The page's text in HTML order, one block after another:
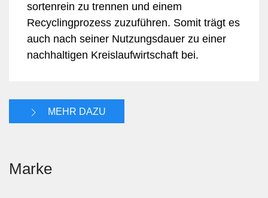
sortenrein zu trennen und einem
Recyclingprozess zuzuführen. Somit trägt es
auch nach seiner Nutzungsdauer zu einer
nachhaltigen Kreislaufwirtschaft bei.
MEHR DAZU
Marke